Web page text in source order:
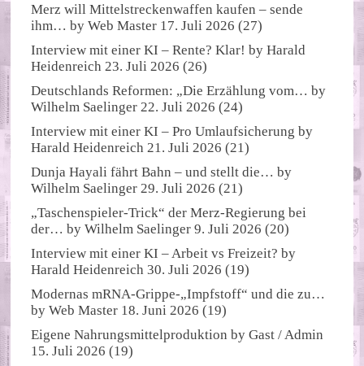
Merz will Mittelstreckenwaffen kaufen – sende
ihm… byWeb Master 17. Juli 2026 (27)
Interview mit einer KI – Rente? Klar! byHarald
Heidenreich 23. Juli 2026 (26)
Deutschlands Reformen: „Die Erzählung vom… by
Wilhelm Saelinger 22. Juli 2026 (24)
Interview mit einer KI – Pro Umlaufsicherung by
Harald Heidenreich 21. Juli 2026 (21)
Dunja Hayali fährt Bahn – und stellt die… by
Wilhelm Saelinger 29. Juli 2026 (21)
„Taschenspieler-Trick“ der Merz-Regierung bei
der… byWilhelm Saelinger 9. Juli 2026 (20)
Interview mit einer KI – Arbeit vs Freizeit? by
Harald Heidenreich 30. Juli 2026 (19)
Modernas mRNA-Grippe-„Impfstoff“ und die zu…
byWeb Master 18. Juni 2026 (19)
Eigene Nahrungsmittelproduktion byGast / Admin
15. Juli 2026 (19)